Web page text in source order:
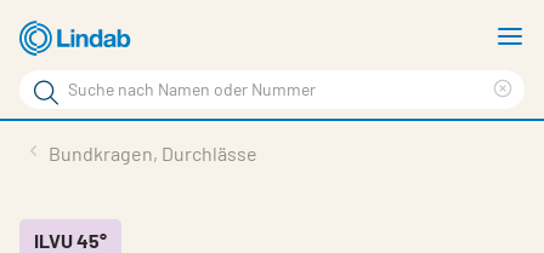
Zum
Hauptinhalt
Suchbegriff
Seite
durchsuchen
Im Fokus
Bundkragen, Durchlässe
ILVU 45°